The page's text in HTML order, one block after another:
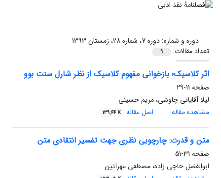
دوره و شماره:دوره 7، شماره 28، زمستان 1393
تعداد مقالات:
9
اثر کلاسیک؛ بازخوانی مفهوم کلاسیک از نظر شارل سنت بوو
صفحه 11-29
لیلا آقایانی چاوشی، مریم حسینی
مشاهده مقاله
اصل مقاله 139.44 K
متن و قدرت: چارچوبی نظری جهت تفسیر انتقادی متن
صفحه 31-51
ابوالفضل حاجی زاده، مصطفی مهرآئین